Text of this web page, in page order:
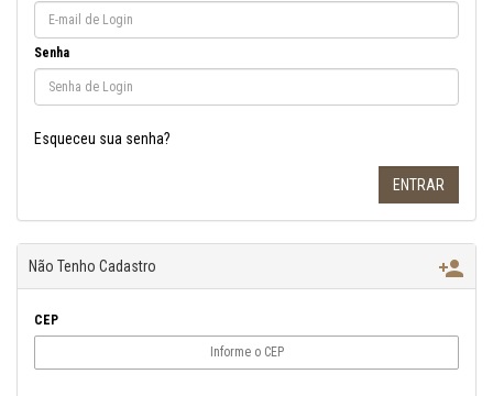
Senha
Esqueceu sua senha?
Não Tenho Cadastro 
CEP